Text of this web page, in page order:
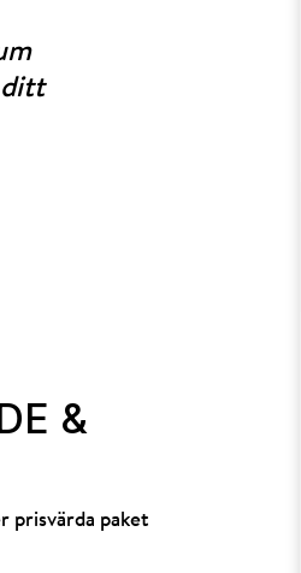
ditt
&
prisvärda paket